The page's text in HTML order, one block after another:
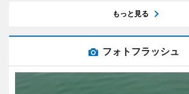
もっと見る
フォトフラッシュ